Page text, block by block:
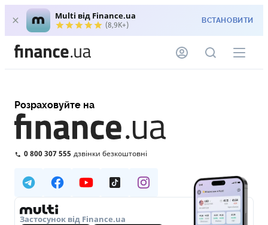
Multi від Finance.ua
(8,9K+) ВСТАНОВИТИ
Розраховуйте на
0 800 307 555 дзвінки безкоштовні
Застосунок від Finance.ua